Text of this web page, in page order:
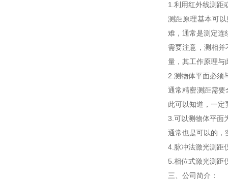
1.利用红外线测距
测距原理基本可
难，通常是测定连
需要注意，测相
量，其工作原理与
2.测物体平面必须
通常精密测距需
此可以知道，一定
3.可以测物体平面
通常也是可以的，
4.脉冲法激光测距
5.相位式激光测距
三、公司简介：